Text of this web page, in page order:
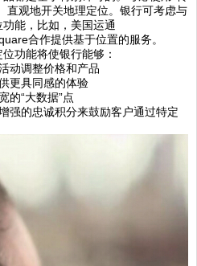
直观地开关地理定位。银行可考虑与
能，比如，美国运通
合作提供基于位置的服务。
功能将使银行能够：
调整价格和产品
具同感的体验
“大数据”点
的忠诚积分来鼓励客户通过特定